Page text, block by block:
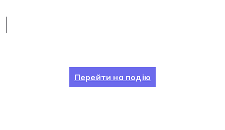
Перейти на подію